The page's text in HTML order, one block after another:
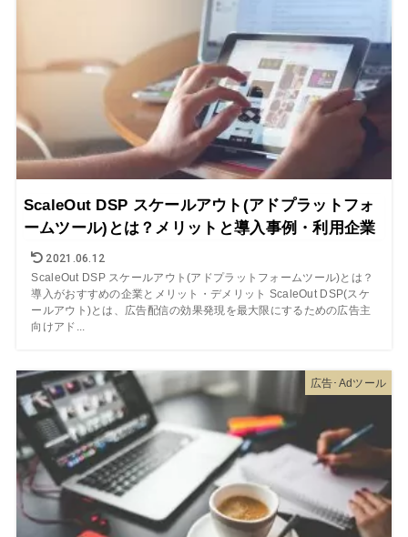
ScaleOut DSP スケールアウト(アドプラットフォ
ームツール)とは？メリットと導入事例・利用企業
2021.06.12
ScaleOut DSP スケールアウト(アドプラットフォームツール)とは？
導入がおすすめの企業とメリット・デメリット ScaleOut DSP(スケ
ールアウト)とは、広告配信の効果発現を最大限にするための広告主
向けアド...
広告･Adツール